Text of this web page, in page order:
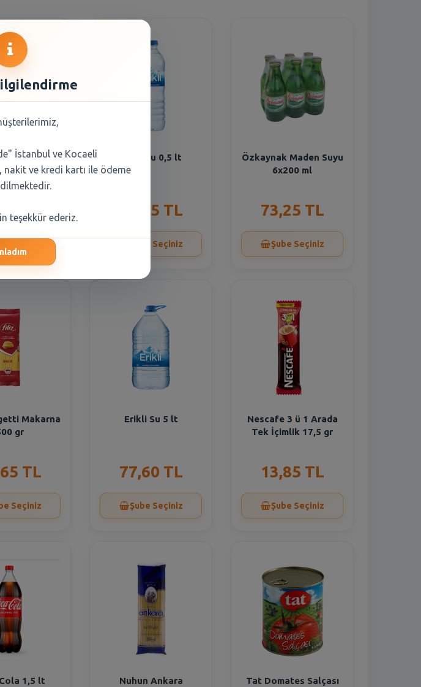
Küp Şeker
1000 gr
TL
Erikli Su 0,5 lt
16,55 TL
Şube Seçiniz
Özkaynak Maden Suyu
6x200 ml
73,25 TL
Şube Seçiniz
Makarna
gr
TL
Seçiniz
Erikli Su 5 lt
77,60 TL
Şube Seçiniz
Nescafe 3 ü 1 Arada
Tek İçimlik 17,5 gr
13,85 TL
Şube Seçiniz
1,5 lt
Nuhun Ankara
Tat Domates Salçası
İstanbul ve Kocaeli
nakit ve kredi kartı ile ödeme
teşekkür ederiz.